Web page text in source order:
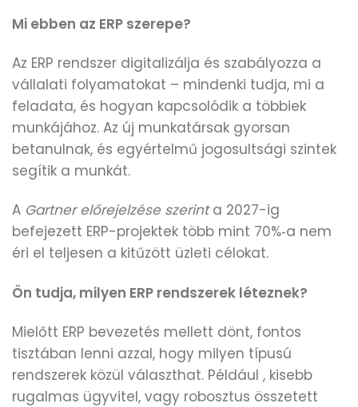
Mi ebben az ERP szerepe?
Az ERP rendszer digitalizálja és szabályozza a
vállalati folyamatokat – mindenki tudja, mi a
feladata, és hogyan kapcsolódik a többiek
munkájához. Az új munkatársak gyorsan
betanulnak, és egyértelmű jogosultsági szintek
segítik a munkát.
A Gartner előrejelzése szerinta 2027-ig
befejezett ERP-projektek több mint 70%‑a nem
éri el teljesen a kitűzött üzleti célokat.
Ön tudja, milyen ERP rendszerek léteznek?
Mielőtt ERP bevezetés mellett dönt, fontos
tisztában lenni azzal, hogy milyen típusú
rendszerek közül választhat. Például , kisebb
rugalmas ügyvitel, vagy robosztus összetett